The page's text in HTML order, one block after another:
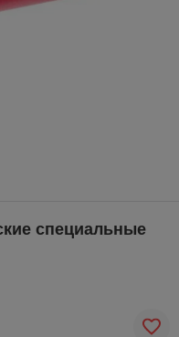
специальные